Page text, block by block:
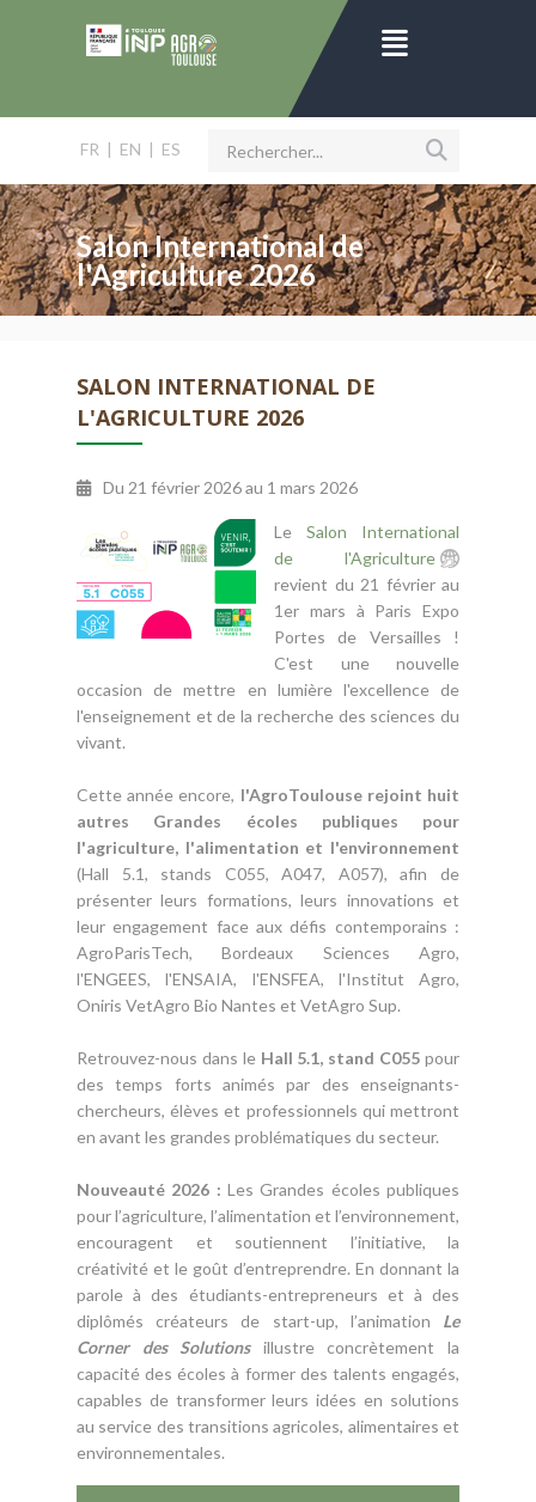
FR | EN | ES
Salon International de
l'Agriculture 2026
SALON INTERNATIONAL DE
L'AGRICULTURE 2026
Du 21 février 2026au 1 mars 2026
Le Salon International
de l'Agriculture
revient du 21 février au
1er mars à Paris Expo
Portes de Versailles !
C'est une nouvelle
occasion de mettre en lumière l'excellence de
l'enseignement et de la recherche des sciences du
vivant.
Cette année encore, l'AgroToulouse rejoint huit
autres Grandes écoles publiques pour
l'agriculture, l'alimentation et l'environnement
(Hall 5.1, stands C055, A047, A057), afin de
présenter leurs formations, leurs innovations et
leur engagement face aux défis contemporains :
AgroParisTech, Bordeaux Sciences Agro,
l'ENGEES, l'ENSAIA, l'ENSFEA, l'Institut Agro,
Oniris VetAgro Bio Nantes et VetAgro Sup.
Retrouvez-nous dans le Hall 5.1, stand C055 pour
des temps forts animés par des enseignants-
chercheurs, élèves et professionnels qui mettront
en avant les grandes problématiques du secteur.
Nouveauté 2026 : Les Grandes écoles publiques
pour l’agriculture, l’alimentation et l’environnement,
encouragent et soutiennent l’initiative, la
créativité et le goût d’entreprendre. En donnant la
parole à des étudiants-entrepreneurs et à des
diplômés créateurs de start-up, l’animation Le
Corner des Solutionsillustre concrètement la
capacité des écoles à former des talents engagés,
capables de transformer leurs idées en solutions
au service des transitions agricoles, alimentaires et
environnementales.